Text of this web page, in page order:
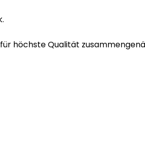
höchste Qualität